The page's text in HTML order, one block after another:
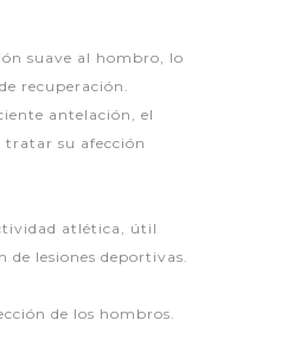
suave al hombro, lo
recuperación.
antelación, el
su afección
atlética, útil
lesiones deportivas.
de los hombros.